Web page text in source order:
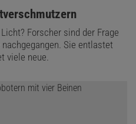
Forscher sind der Frage
Sie entlastet
viele neue.